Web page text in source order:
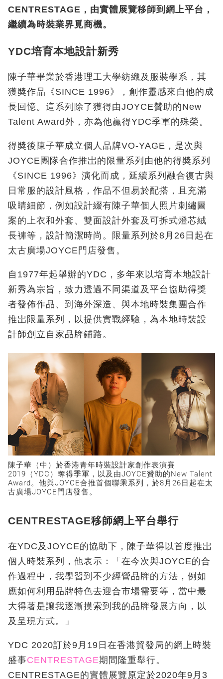
CENTRESTAGE，由實體展覽移師到網上平台，
繼續為時裝業界覓商機。
YDC培育本地設計新秀
陳子華畢業於香港理工大學紡織及服裝學系，其
獲奬作品《SINCE 1996》，創作靈感來自他的成
長回憶。這系列除了獲得由JOYCE贊助的New
Talent Award外，亦為他贏得YDC季軍的殊榮。
得奬後陳子華成立個人品牌VO-YAGE，是次與
JOYCE團隊合作推岀的限量系列由他的得奬系列
《SINCE 1996》演化而成，延續系列融合復古與
日常服的設計風格，作品不但易於配搭，且充滿
吸睛細節，例如設計綴有陳子華個人照片刺繡圖
案的上衣和外套、雙面設計外套及可拆式燈芯絨
長褲等，設計簡潔時尚。限量系列於8月26日起在
太古廣場JOYCE門店發售。
自1977年起舉辦的YDC，多年來以培育本地設計
新秀為宗旨，致力透過不同渠道及平台協助得獎
者發佈作品、到海外深造、與本地時裝集團合作
推岀限量系列，以提供實戰經驗，為本地時裝設
計師創立自家品牌鋪路。
陳子華（中）於香港青年時裝設計家創作表演賽
2019（YDC）奪得季軍，以及由JOYCE贊助的New Talent
Award。他與JOYCE合推首個聯乘系列，於8月26日起在太
古廣場JOYCE門店發售。
CENTRESTAGE移師網上平台舉行
在YDC及JOYCE的協助下，陳子華得以首度推岀
個人時裝系列，他表示：「在今次與JOYCE的合
作過程中，我學習到不少經營品牌的方法，例如
應如何利用品牌特色去迎合市場需要等，當中最
大得著是讓我逐漸摸索到我的品牌發展方向，以
及呈現方式。」
YDC 2020訂於9月19日在香港貿發局的網上時裝
盛事CENTRESTAGE期間隆重舉行。
CENTRESTAGE的實體展覽原定於2020年9月3